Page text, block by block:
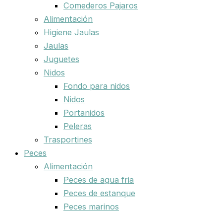
Comederos Pajaros
Alimentación
Higiene Jaulas
Jaulas
Juguetes
Nidos
Fondo para nidos
Nidos
Portanidos
Peleras
Trasportines
Peces
Alimentación
Peces de agua fria
Peces de estanque
Peces marinos